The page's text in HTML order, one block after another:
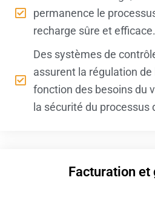
permanence le
recharge sûre et efficace.
Des systèmes de
assurent la régulation de
fonction des besoins du
la sécurité du processus
Facturation et